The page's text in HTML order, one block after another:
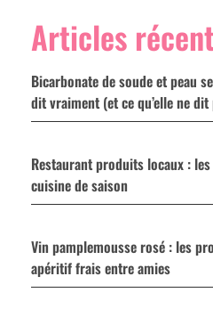
Articles
Bicarbonate de soude et peau
dit vraiment (et ce qu’elle ne dit
Restaurant produits locaux :
cuisine de saison
Vin pamplemousse rosé : les
apéritif frais entre amies